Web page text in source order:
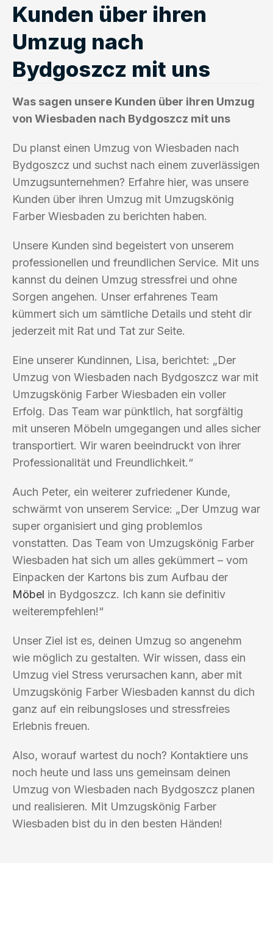
Kunden über ihren
Umzug nach
Bydgoszcz mit uns
Was sagen unsere Kunden über ihren Umzug
von Wiesbaden nach Bydgoszcz mit uns
Du planst einen Umzug von Wiesbaden nach
Bydgoszcz und suchst nach einem zuverlässigen
Umzugsunternehmen? Erfahre hier, was unsere
Kunden über ihren Umzug mit Umzugskönig
Farber Wiesbaden zu berichten haben.
Unsere Kunden sind begeistert von unserem
professionellen und freundlichen Service. Mit uns
kannst du deinen Umzug stressfrei und ohne
Sorgen angehen. Unser erfahrenes Team
kümmert sich um sämtliche Details und steht dir
jederzeit mit Rat und Tat zur Seite.
Eine unserer Kundinnen, Lisa, berichtet: „Der
Umzug von Wiesbaden nach Bydgoszcz war mit
Umzugskönig Farber Wiesbaden ein voller
Erfolg. Das Team war pünktlich, hat sorgfältig
mit unseren Möbeln umgegangen und alles sicher
transportiert. Wir waren beeindruckt von ihrer
Professionalität und Freundlichkeit.“
Auch Peter, ein weiterer zufriedener Kunde,
schwärmt von unserem Service: „Der Umzug war
super organisiert und ging problemlos
vonstatten. Das Team von Umzugskönig Farber
Wiesbaden hat sich um alles gekümmert – vom
Einpacken der Kartons bis zum Aufbau der
Möbel in Bydgoszcz. Ich kann sie definitiv
weiterempfehlen!“
Unser Ziel ist es, deinen Umzug so angenehm
wie möglich zu gestalten. Wir wissen, dass ein
Umzug viel Stress verursachen kann, aber mit
Umzugskönig Farber Wiesbaden kannst du dich
ganz auf ein reibungsloses und stressfreies
Erlebnis freuen.
Also, worauf wartest du noch? Kontaktiere uns
noch heute und lass uns gemeinsam deinen
Umzug von Wiesbaden nach Bydgoszcz planen
und realisieren. Mit Umzugskönig Farber
Wiesbaden bist du in den besten Händen!